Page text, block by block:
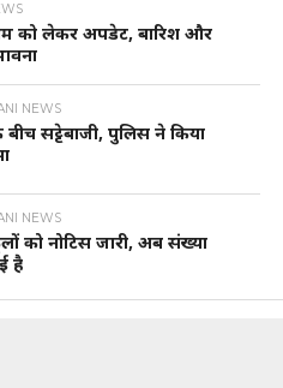
को लेकर अपडेट, बारिश और
NEWS
बीच सट्टेबाजी, पुलिस ने किया
NEWS
को नोटिस जारी, अब संख्या
है